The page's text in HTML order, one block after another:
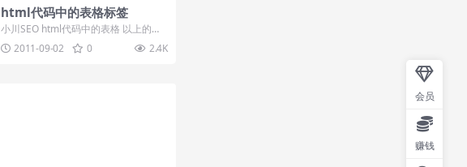
html代码中的表格标签
小川SEO html代码中的表格 以上的表
格形式是由html代码中的 这一对标签...
2011-09-02 0 2.4K
会员
赚钱